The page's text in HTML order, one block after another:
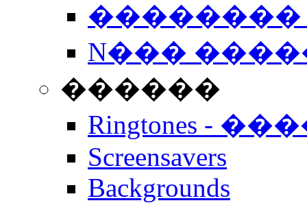
��������
N���
������
Ringtones -
Screensavers
Backgrounds